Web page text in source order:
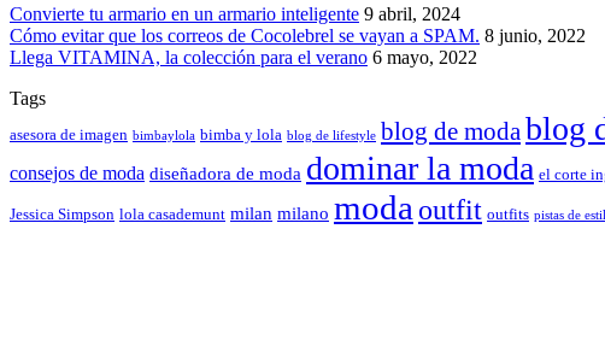
Convierte tu armario en un armario inteligente 9 abril, 2024
Cómo evitar que los correos de Cocolebrel se vayan a SPAM. 8 junio, 2022
Llega VITAMINA, la colección para el verano 6 mayo, 2022
Tags
asesora de imagen bimbaylola bimba y lola blog de lifestyle blog de modablog
consejos de moda diseñadora de moda dominar la moda el corte
Jessica Simpson lola casademunt milan milano modaoutfit outfits pistas de